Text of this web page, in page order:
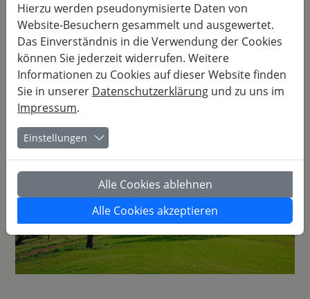
Burg Fürsteneck liegt inmitten der Urlaubsregion
"Hessisches
Kegelspiel". Die Region bietet zahlreiche Freizeitaktivitäten wie
Wandern, Radfahren, Angeln oder Fliegen.
Hierzu werden pseudonymisierte Daten von
Website-Besuchern gesammelt und ausgewertet.
Das Einverständnis in die Verwendung der Cookies
können Sie jederzeit widerrufen. Weitere
Informationen zu Cookies auf dieser Website finden
Sie in unserer Datenschutzerklärung und zu uns im
Impressum.
Einstellungen
Alle Cookies ablehnen
Alle Cookies akzeptieren